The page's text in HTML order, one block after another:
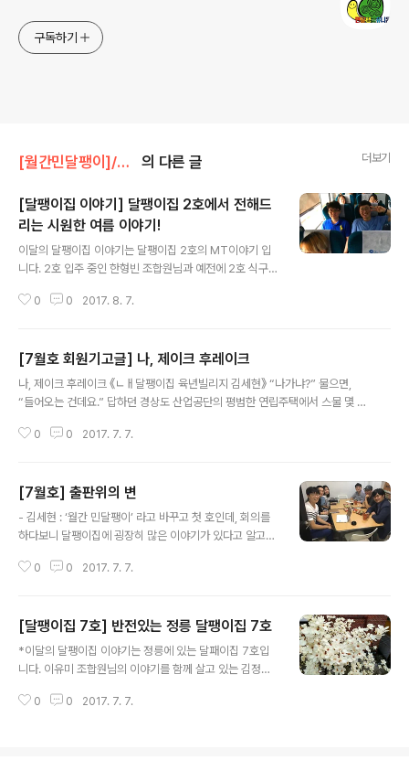
구독하기
[월간민달팽이]/* 월간민달팽이 회원 조합원 기고글 의 다른 글 더보기
[달팽이집 이야기] 달팽이집 2호에서 전해드
리는 시원한 여름 이야기!
이달의 달팽이집 이야기는 달팽이집 2호의 MT이야기 입
니다. 2호 입주 중인 한형빈 조합원님과 예전에 2호 식구
다. 민달팽이 회원 & 조합원 여러분! 지난 5월부터 2호집
를 다녀왔습니다. 반상회에서 갑자기(?) 계곡으로 놀러 가
자는 이야기가 나왔고, 자연스럽게(?) 일정과 역할을 정했
던 기억이 나네요. 여행 당일, 함께 정시에! 현관을 나서 기
서 빠질 수 없는 닭갈비와 막국수를 먹고 숙소로, 계곡으로
0 0 2017. 8. 7.
[7월호 회원기고글] 나, 제이크 후레이크
나, 제이크 후레이크 《ㄴㅐ달팽이집 육년빌리지 김세현》 “나가냐?” 물으면,
“들어오는 건데요.” 답하던 경상도 산업공단의 평범한 연립주택에서 스물 몇 해
주적 자치가 실현되는 공동체를 욕망하는 나, 제이크 후레이크의 민원 추진현황
'17. 3. 6. 탈고 및 제출 □ 주요내용가. "내 방은 돼지우리다. 고로 나는 돼지
다."나. "잠꾸러기 선임은 알람을 맞추려무나."다. "유흥가 고시원에는 고시생이
없었다."라. "우주를 줄게. 달팽이집 다오..
0 0 2017. 7. 7.
[7월호] 출판위의 변
- 김세현 : ‘월간 민달팽이’ 라고 바꾸고 첫 호인데, 회의를
하다보니 달팽이집에 굉장히 많은 이야기가 있다고 알고
의 이야기도 다양하다고 생각한다. 월간 민달팽이가 이런
실 출판위 하기 전에, 소식지를 받아주는 입장에서는 모든
이야기를 읽지도 않았고, 다양한 활동을 한다는 것도 체감
하기 어려웠는데, 회원 조합원들의 출판위원회에 일정 부
하고 이런 기획단계부터 같이 논의를 하다보니까 오히려
0 0 2017. 7. 7.
[달팽이집 7호] 반전있는 정릉 달팽이집 7호
*이달의 달팽이집 이야기는 정릉에 있는 달패이집 7호입
니다. 이유미 조합원님의 이야기를 함께 살고 있는 김정숙
으려고 했다. 집으로 가는 길이 참 험난했기 때문이다. 집을
0 0 2017. 7. 7.